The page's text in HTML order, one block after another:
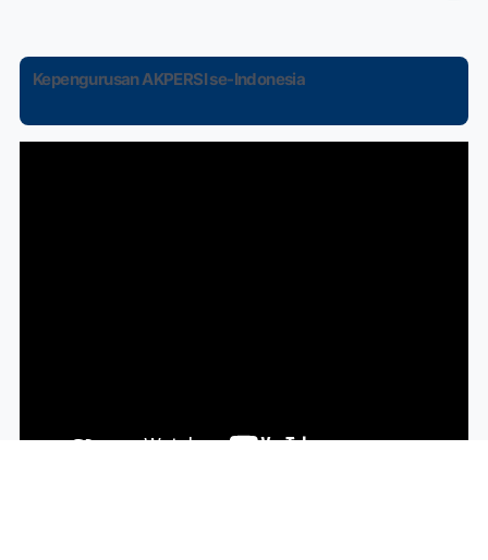
Kepengurusan AKPERSI se-Indonesia